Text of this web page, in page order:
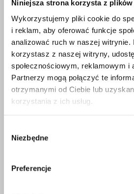
Niniejsza strona korzysta z
Wykorzystujemy pliki cookie do
i reklam, aby oferować funkcje
analizować ruch w naszej witrynie.
korzystasz z naszej witryny,
społecznościowym, reklamowym i
Partnerzy mogą połączyć te
otrzymanymi od Ciebie lub
korzystania z ich usług.
zgody
Niezbędne
Preferencje
ryzyko korzystania z menedżera jest
mniejsze niż ryzyko powtarzania
miejscach.
Warto spojrzeć na to tak: menedżer
niego Twoje hasła i tak są
przeglądarce i w tych samych
prostu lepszą strategią.
MFA: dlaczego dwuskładnikowe
standardem, jest
I tu ważna rzecz: MFA działa wtedy,